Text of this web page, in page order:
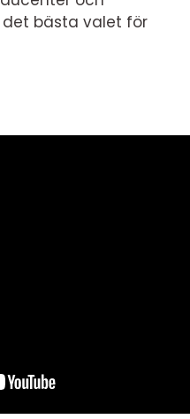
bästa valet för